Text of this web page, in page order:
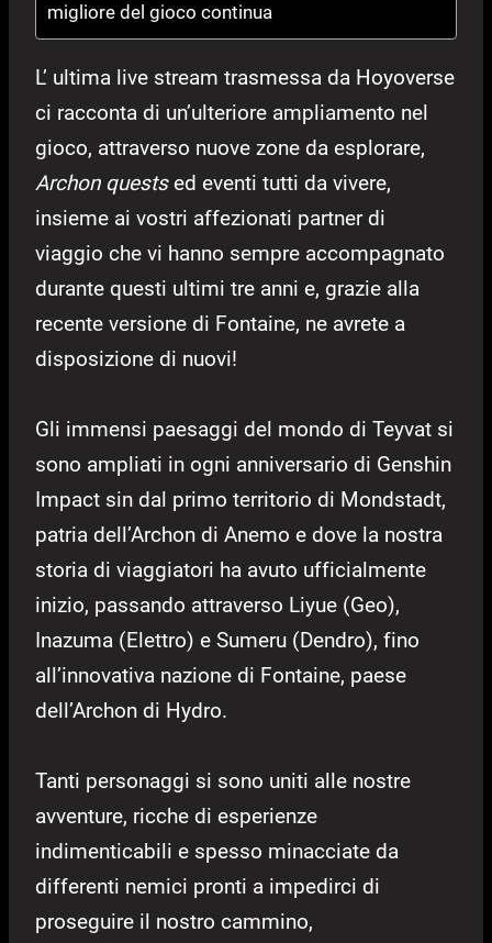
migliore del gioco continua
L’ ultima live stream trasmessa da Hoyoverse
ci racconta di un’ulteriore ampliamento nel
gioco, attraverso nuove zone da esplorare,
Archon questsed eventi tutti da vivere,
insieme ai vostri affezionati partner di
viaggio che vi hanno sempre accompagnato
durante questi ultimi tre anni e, grazie alla
recente versione di Fontaine, ne avrete a
disposizione di nuovi!
Gli immensi paesaggi del mondo di Teyvat si
sono ampliati in ogni anniversario di Genshin
Impact sin dal primo territorio di Mondstadt,
patria dell’Archon di Anemo e dove la nostra
storia di viaggiatori ha avuto ufficialmente
inizio, passando attraverso Liyue (Geo),
Inazuma (Elettro) e Sumeru (Dendro), fino
all’innovativa nazione di Fontaine, paese
dell’Archon di Hydro.
Tanti personaggi si sono uniti alle nostre
avventure, ricche di esperienze
indimenticabili e spesso minacciate da
differenti nemici pronti a impedirci di
proseguire il nostro cammino,